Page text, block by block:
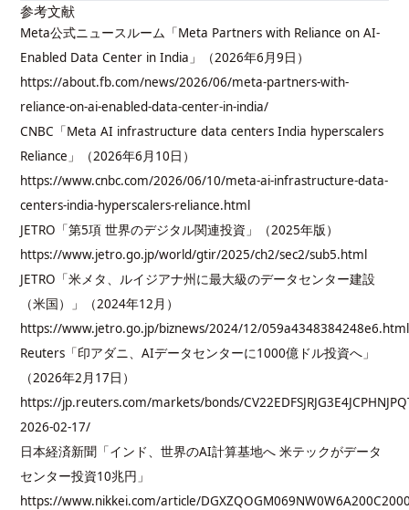
参考文献
Meta公式ニュースルーム「Meta Partners with Reliance on AI-
Enabled Data Center in India」（2026年6月9日）
https://about.fb.com/news/2026/06/meta-partners-with-
reliance-on-ai-enabled-data-center-in-india/
CNBC「Meta AI infrastructure data centers India hyperscalers
Reliance」（2026年6月10日）
https://www.cnbc.com/2026/06/10/meta-ai-infrastructure-data-
centers-india-hyperscalers-reliance.html
JETRO「第5項 世界のデジタル関連投資」（2025年版）
https://www.jetro.go.jp/world/gtir/2025/ch2/sec2/sub5.html
JETRO「米メタ、ルイジアナ州に最大級のデータセンター建設
（米国）」（2024年12月）
https://www.jetro.go.jp/biznews/2024/12/059a4348384248e6.html
Reuters「印アダニ、AIデータセンターに1000億ドル投資へ」
（2026年2月17日）
https://jp.reuters.com/markets/bonds/
2026-02-17/
日本経済新聞「インド、世界のAI計算基地へ 米テックがデータ
センター投資10兆円」
https://www.nikkei.com/article/